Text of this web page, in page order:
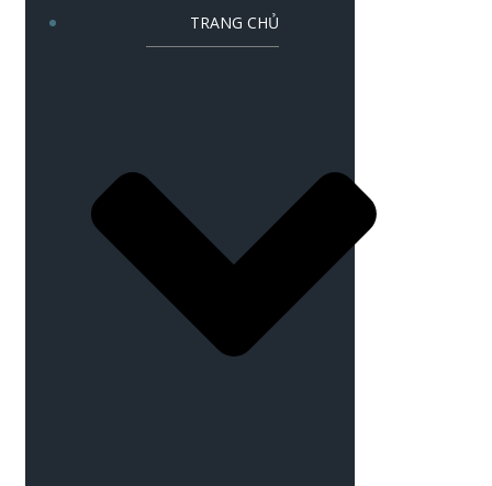
TRANG CHỦ